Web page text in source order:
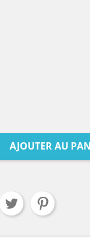
AJOUTER AU